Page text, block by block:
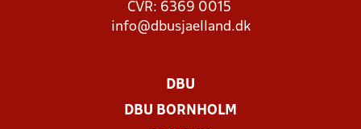
CVR: 6369 0015
info@dbusjaelland.dk
DBU
DBU BORNHOLM